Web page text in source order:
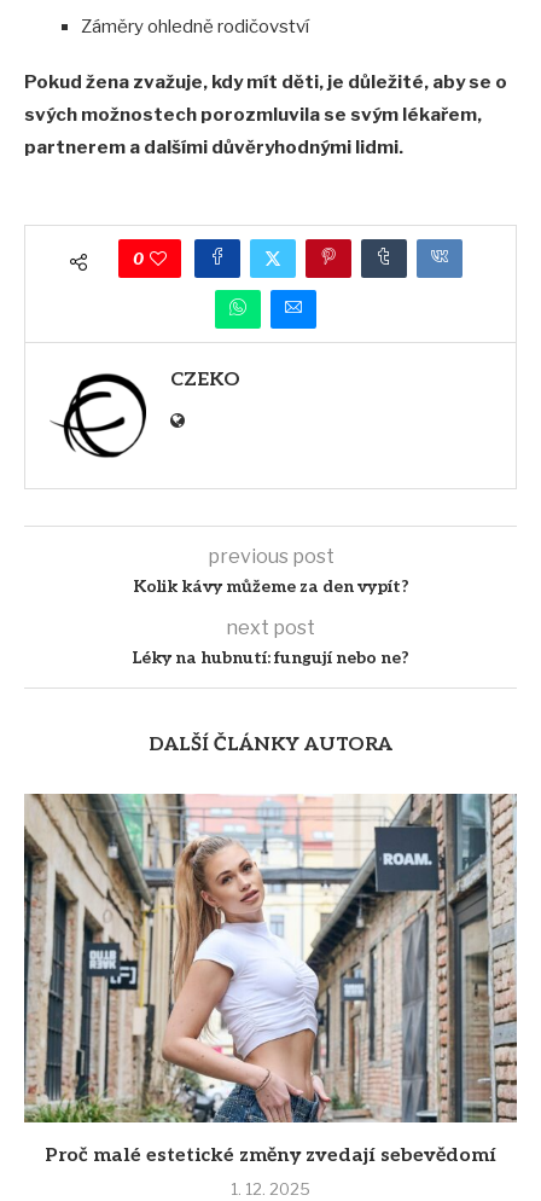
Záměry ohledně rodičovství
Pokud žena zvažuje, kdy mít děti, je důležité, aby se o
svých možnostech porozmluvila se svým lékařem,
partnerem a dalšími důvěryhodnými lidmi.
0
CZEKO
previous post
Kolik kávy můžeme za den vypít?
next post
Léky na hubnutí: fungují nebo ne?
DALŠÍ ČLÁNKY AUTORA
Proč malé estetické změny zvedají sebevědomí
1. 12. 2025